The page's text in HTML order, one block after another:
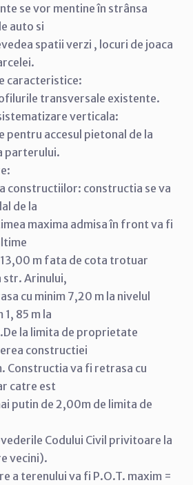
se vor mentine în strânsa
auto si
spatii verzi , locuri de joaca
caracteristice:
transversale existente.
verticala:
pentru accesul pietonal de la
parterului.
constructiilor: constructia se va
de la
maxima admisa în front va fi
m fata de cota trotuar
str. Arinului,
cu minim 7,20 m la nivelul
85 m la
la limita de proprietate
constructiei
Constructia va fi retrasa cu
catre est
putin de 2,00m de limita de
Codului Civil privitoare la
vecini).
a terenului va fi P.O.T. maxim =